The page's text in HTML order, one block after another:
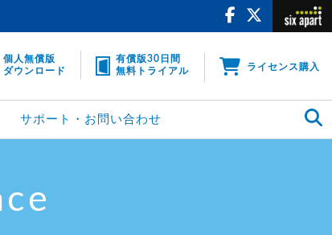
個人無償版
ダウンロード
有償版30日間
無料トライアル
ライセンス購入
サポート・お問い合わせ